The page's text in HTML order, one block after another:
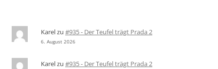
Karelzu #935 - Der Teufel trägt Prada 2
6. August 2026
Karelzu #935 - Der Teufel trägt Prada 2